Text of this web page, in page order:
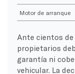
Motor de arranque
Ante cientos
propietarios
garantía ni
vehicular. La